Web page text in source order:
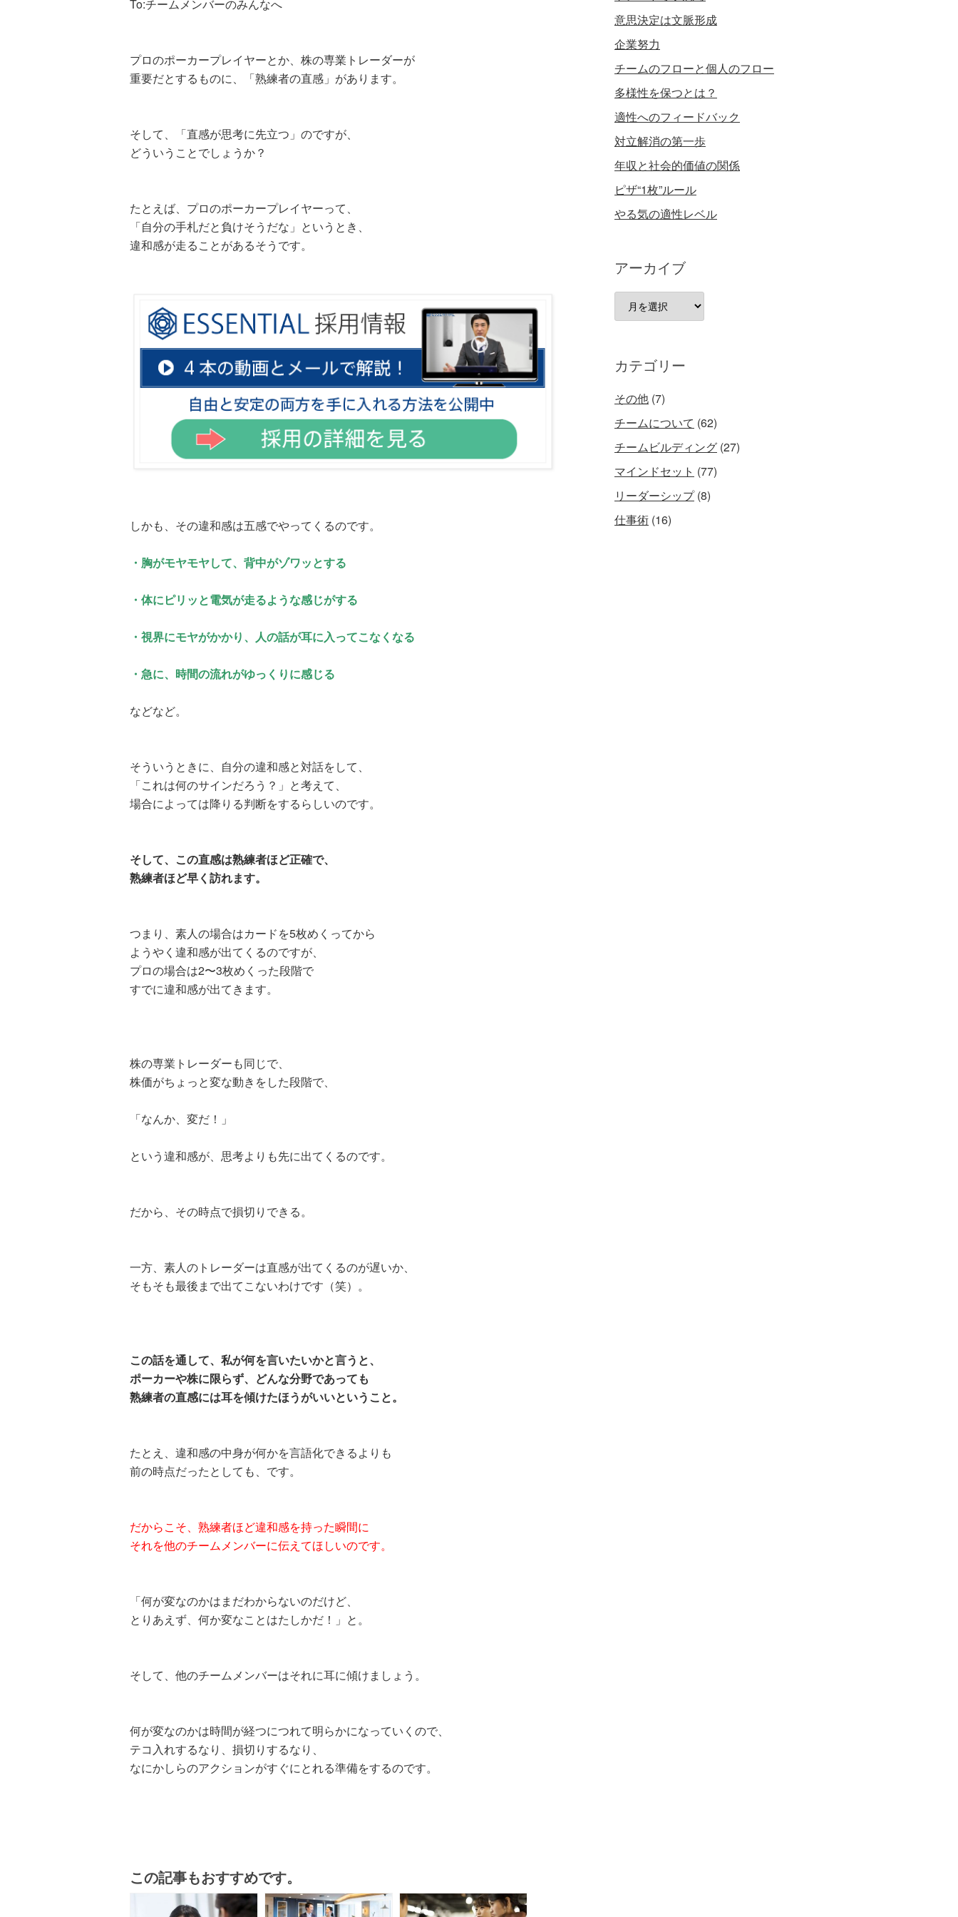
To:チームメンバーのみんなへ
プロのポーカープレイヤーとか、株の専業トレーダーが
重要だとするものに、「熟練者の直感」があります。
そして、「直感が思考に先立つ」のですが、
どういうことでしょうか？
たとえば、プロのポーカープレイヤーって、
「自分の手札だと負けそうだな」というとき、
違和感が走ることがあるそうです。
しかも、その違和感は五感でやってくるのです。
・胸がモヤモヤして、背中がゾワッとする
・体にピリッと電気が走るような感じがする
・視界にモヤがかかり、人の話が耳に入ってこなくなる
・急に、時間の流れがゆっくりに感じる
などなど。
そういうときに、自分の違和感と対話をして、
「これは何のサインだろう？」と考えて、
場合によっては降りる判断をするらしいのです。
そして、この直感は熟練者ほど正確で、
熟練者ほど早く訪れます。
つまり、素人の場合はカードを5枚めくってから
ようやく違和感が出てくるのですが、
プロの場合は2〜3枚めくった段階で
すでに違和感が出てきます。
株の専業トレーダーも同じで、
株価がちょっと変な動きをした段階で、
「なんか、変だ！」
という違和感が、思考よりも先に出てくるのです。
だから、その時点で損切りできる。
一方、素人のトレーダーは直感が出てくるのが遅いか、
そもそも最後まで出てこないわけです（笑）。
この話を通して、私が何を言いたいかと言うと、
ポーカーや株に限らず、どんな分野であっても
熟練者の直感には耳を傾けたほうがいいということ。
たとえ、違和感の中身が何かを言語化できるよりも
前の時点だったとしても、です。
だからこそ、熟練者ほど違和感を持った瞬間に
それを他のチームメンバーに伝えてほしいのです。
「何が変なのかはまだわからないのだけど、
とりあえず、何か変なことはたしかだ！」と。
そして、他のチームメンバーはそれに耳に傾けましょう。
何が変なのかは時間が経つにつれて明らかになっていくので、
テコ入れするなり、損切りするなり、
なにかしらのアクションがすぐにとれる準備をするのです。
この記事もおすすめです。
意思決定は文脈形成
企業努力
チームのフローと個人のフロー
多様性を保つとは？
適性へのフィードバック
対立解消の第一歩
年収と社会的価値の関係
ピザ“1枚”ルール
やる気の適性レベル
アーカイブ
ー
ブ
カテゴリー
その他 (7)
チームについて (62)
チームビルディング (27)
マインドセット (77)
リーダーシップ(8)
仕事術 (16)